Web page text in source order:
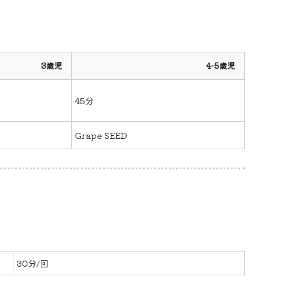
3歳児 4-5歳児
45分
Grape SEED
30分/回